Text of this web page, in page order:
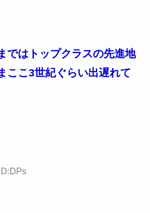
ではトップクラスの先進地
ここ3世紀ぐらい出遅れて